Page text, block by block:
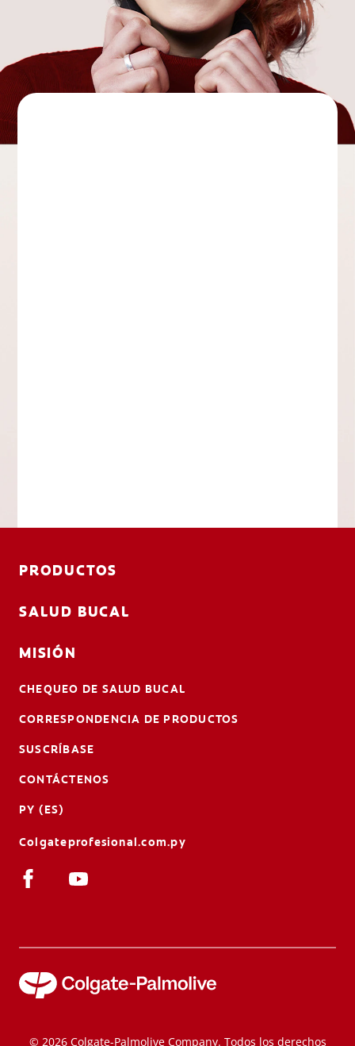
PRODUCTOS
SALUD BUCAL
MISIÓN
CHEQUEO DE SALUD BUCAL
CORRESPONDENCIA DE PRODUCTOS
SUSCRÍBASE
CONTÁCTENOS
PY (ES)
Colgateprofesional.com.py
© 2026 Colgate-Palmolive Company. Todos los derechos